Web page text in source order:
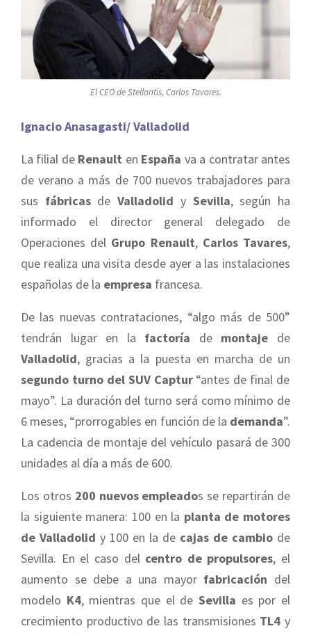
El CEO de Stellantis, Carlos Tavares.
Ignacio Anasagasti/ Valladolid
La filial de Renault en España va a contratar antes
de verano a más de 700 nuevos trabajadores para
sus fábricasdeValladolid y Sevilla, según ha
informado el director general delegado de
Operaciones del Grupo Renault, Carlos Tavares,
que realiza una visita desde ayer a las instalaciones
españolas de la empresa francesa.
De las nuevas contrataciones, “algo más de 500”
tendrán lugar en la factoría de montaje de
Valladolid, gracias a la puesta en marcha de un
segundo turno del SUV Captur“antes de final de
mayo”. La duración del turno será como mínimo de
6 meses, “prorrogables en función de la demanda”.
La cadencia de montaje del vehículo pasará de 300
unidades al día a más de 600.
Los otros 200 nuevos empleados se repartirán de
la siguiente manera: 100 en la planta de motores
de Valladolid y 100 en la de cajas de cambio de
Sevilla. En el caso del centro de propulsores, el
aumento se debe a una mayor fabricación del
modelo K4, mientras que el deSevilla es por el
crecimiento productivo de las transmisiones TL4 y